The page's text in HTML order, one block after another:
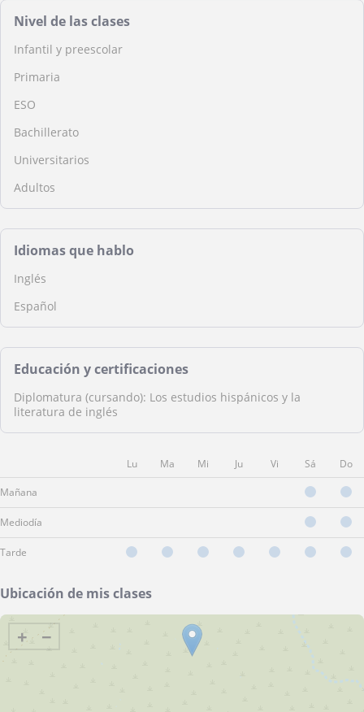
Nivel de las clases
Infantil y preescolar
Primaria
ESO
Bachillerato
Universitarios
Adultos
Idiomas que hablo
Inglés
Español
Educación y certificaciones
Diplomatura (cursando): Los estudios hispánicos y la
literatura de inglés
Lu Ma Mi Ju Vi Sá Do
Mañana
Mediodía
Tarde
Ubicación de mis clases
+ −